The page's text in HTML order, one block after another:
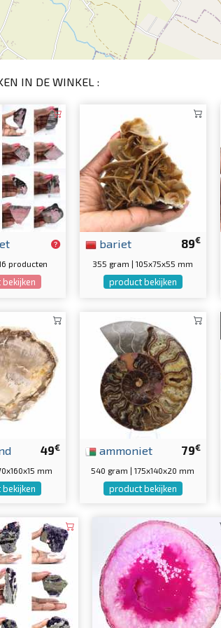
IN DE WINKEL :
producten
89€
bariet
355 gram | 105x75x55 mm
product bekijken
49€
mm
79€
ammoniet
540 gram | 175x140x20 mm
product bekijken